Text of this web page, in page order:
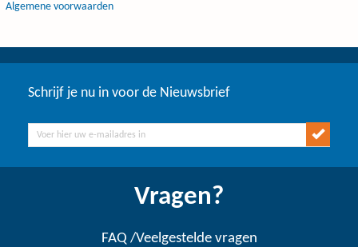
Algemene voorwaarden
Schrijf je nu in voor de Nieuwsbrief
Vragen?
FAQ /Veelgestelde vragen